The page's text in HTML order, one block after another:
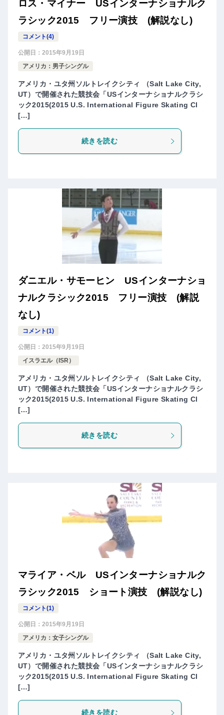
ロス・マイナー USインターナショナルク
ラシック2015 フリー演技 (解説なし)
コメント(4)
公開日： 2015年9月19日
アメリカ：男子シングル
アメリカ・ユタ州ソルトレイクシティ （Salt Lake City,
UT）で開催された競技会「USインターナショナルクラシ
ック2015(2015 U.S. International Figure Skating Cl
[…]
続きを読む
ダニエル・サモーヒン USインターナショ
ナルクラシック2015 フリー演技 (解説
なし)
コメント(1)
公開日： 2015年9月19日
イスラエル（ISR）
アメリカ・ユタ州ソルトレイクシティ （Salt Lake City,
UT）で開催された競技会「USインターナショナルクラシ
ック2015(2015 U.S. International Figure Skating Cl
[…]
続きを読む
マライア・ベル USインターナショナルク
ラシック2015 ショート演技 (解説なし)
コメント(1)
公開日： 2015年9月19日
アメリカ：女子シングル
アメリカ・ユタ州ソルトレイクシティ （Salt Lake City,
UT）で開催された競技会「USインターナショナルクラシ
ック2015(2015 U.S. International Figure Skating Cl
[…]
続きを読む